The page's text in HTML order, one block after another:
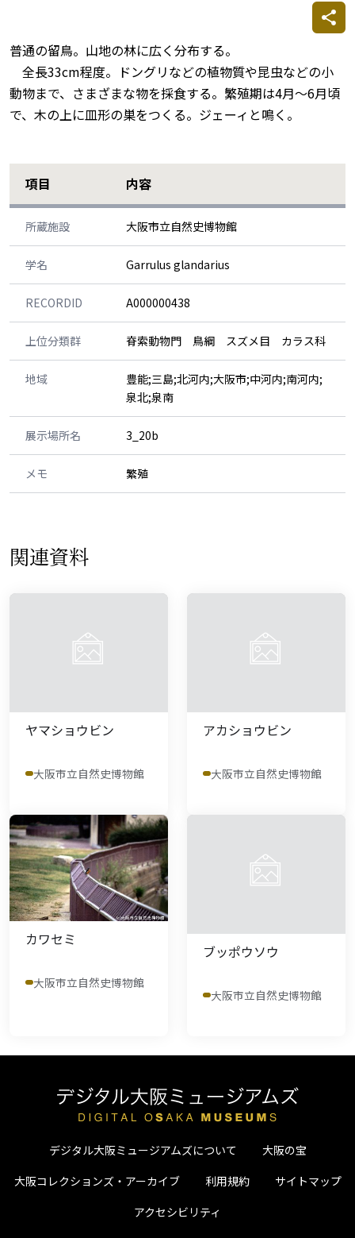
普通の留鳥。山地の林に広く分布する。
全長33cm程度。ドングリなどの植物質や昆虫などの小
動物まで、さまざまな物を採食する。繁殖期は4月～6月頃
で、木の上に皿形の巣をつくる。ジェーィと鳴く。
項目 内容
所蔵施設 大阪市立自然史博物館
学名 Garrulus glandarius
RECORDID A000000438
上位分類群 脊索動物門 鳥綱 スズメ目 カラス科
地域
豊能;三島;北河内;大阪市;中河内;南河内;
泉北;泉南
展示場所名 3_20b
メモ 繁殖
関連資料
ヤマショウビン
大阪市立自然史博物館
アカショウビン
大阪市立自然史博物館
カワセミ
大阪市立自然史博物館
ブッポウソウ
大阪市立自然史博物館
デジタル大阪ミュージアムズについて
大阪の宝
大阪コレクションズ・アーカイブ
利用規約
サイトマップ
アクセシビリティ